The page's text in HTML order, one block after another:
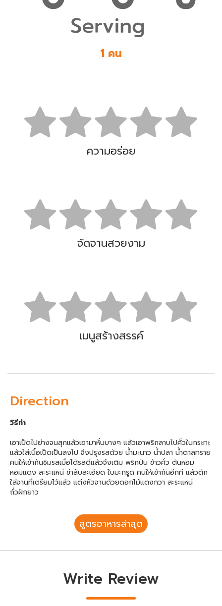
1 คน
ความอร่อย
จัดจานสวยงาม
เมนูสร้างสรรค์
Direction
วิธีทำ
เอาเป็ดไปย่างจนสุกแล้วเอามาหั่นบางๆ แล้วเอาพริกลาบไปคั่วในกระทะ
แล้วใส่เนื้อเป็ดเป็นลงไป จึงปรุงรสด้วย น้ำมะนาว น้ำปลา น้ำตาลทราย
คนให้เข้ากันชิมรสเมื่อได้รสดีแล้วจึงเติม พริกป่น ข้าวคั่ว ต้นหอม
หอมแดง สะระแหน่ ข่าสับละเอียด ใบมะกรูด คนให้เข้ากันอีกที แล้วตัก
ใส่จานที่เตรียมไว้แล้ว แต่งหัวจานด้วยดอกไม้แตงกวา สะระแหน่
ถั่วฝักยาว
สูตรอาหารล่าสุด
Write Review